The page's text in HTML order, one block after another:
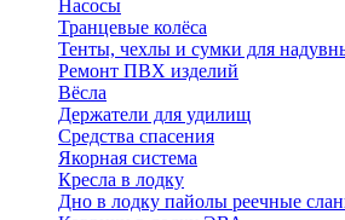
Насосы
Транцевые колёса
Тенты, чехлы и сумки для
Ремонт ПВХ изделий
Вёсла
Держатели для удилищ
Средства спасения
Якорная система
Кресла в лодку
Дно в лодку пайолы реечные